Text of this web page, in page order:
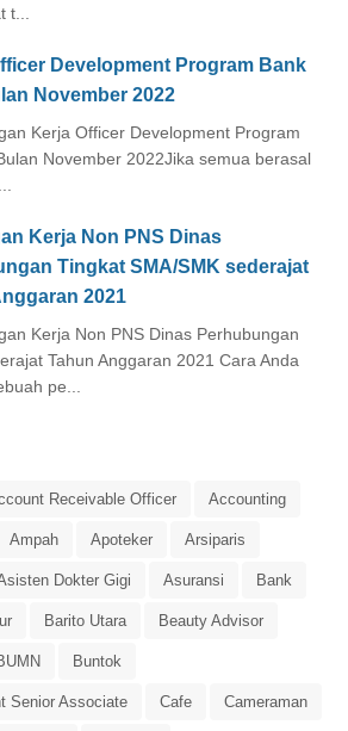
Development Program Bank
November 2022
Kerja Officer Development Program
November 2022Jika semua berasal
Kerja Non PNS Dinas
Tingkat SMA/SMK sederajat
2021
Kerja Non PNS Dinas Perhubungan
Tahun Anggaran 2021 Cara Anda
pe...
Receivable Officer Accounting
Ampah Apoteker Arsiparis
Dokter Gigi Asuransi Bank
Barito Utara Beauty Advisor
Buntok
Senior Associate Cafe Cameraman